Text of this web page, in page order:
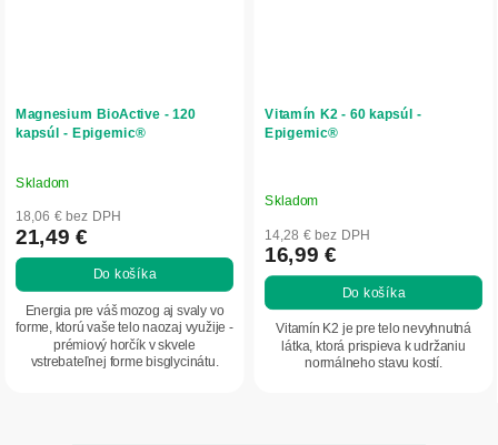
Magnesium BioActive - 120
kapsúl - Epigemic®
Priemerné
hodnotenie
produktu
je
5
hviezdičiek.
Skladom
18,06 € bez DPH
21,49 €
Do košíka
Energia pre váš mozog aj svaly vo
forme, ktorú vaše telo naozaj využije -
prémiový horčík v skvele
vstrebateľnej forme bisglycinátu.
Vitamín K2 - 60 kapsúl -
Epigemic®
Skladom
14,28 € bez DPH
16,99 €
Do košíka
Vitamín K2 je pre telo nevyhnutná
látka, ktorá prispieva k udržaniu
normálneho stavu kostí.